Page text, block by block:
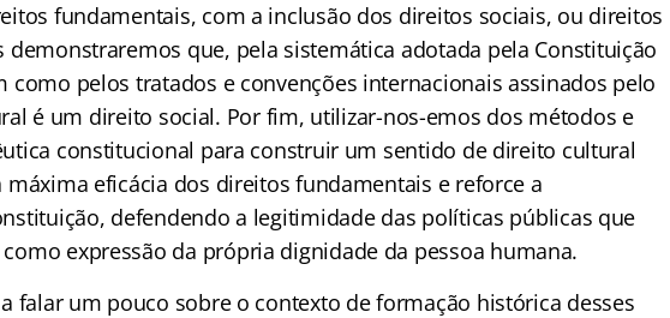
fundamentais, com a inclusão dos direitos sociais, ou direitos
demonstraremos que, pela sistemática adotada pela Constituição
como pelos tratados e convenções internacionais assinados pelo
é um direito social. Por fim, utilizar-nos-emos dos métodos e
constitucional para construir um sentido de direito cultural
eficácia dos direitos fundamentais e reforce a
defendendo a legitimidade das políticas públicas que
expressão da própria dignidade da pessoa humana.
falar um pouco sobre o contexto de formação histórica desses